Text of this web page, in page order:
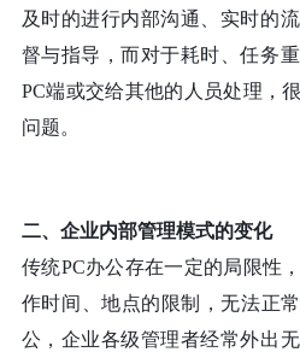
及时的进行内部沟通、实时的
督与指导，而对于耗时、任务
PC端或交给其他的人员处理，
问题。
二、企业内部管理模式的变化
传统PC办公存在一定的局限性
作时间、地点的限制，无法正
公，企业各级管理者经常外出